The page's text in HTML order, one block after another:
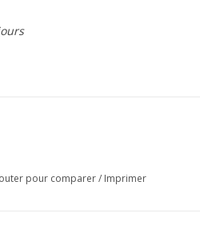
pour comparer/ Imprimer